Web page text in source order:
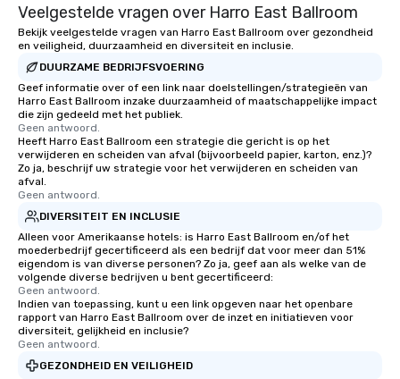
Veelgestelde vragen over Harro East Ballroom
Bekijk veelgestelde vragen van Harro East Ballroom over gezondheid
en veiligheid, duurzaamheid en diversiteit en inclusie.
DUURZAME BEDRIJFSVOERING
Geef informatie over of een link naar doelstellingen/strategieën van
Harro East Ballroom inzake duurzaamheid of maatschappelijke impact
die zijn gedeeld met het publiek.
Geen antwoord.
Heeft Harro East Ballroom een strategie die gericht is op het
verwijderen en scheiden van afval (bijvoorbeeld papier, karton, enz.)?
Zo ja, beschrijf uw strategie voor het verwijderen en scheiden van
afval.
Geen antwoord.
DIVERSITEIT EN INCLUSIE
Alleen voor Amerikaanse hotels: is Harro East Ballroom en/of het
moederbedrijf gecertificeerd als een bedrijf dat voor meer dan 51%
eigendom is van diverse personen? Zo ja, geef aan als welke van de
volgende diverse bedrijven u bent gecertificeerd:
Geen antwoord.
Indien van toepassing, kunt u een link opgeven naar het openbare
rapport van Harro East Ballroom over de inzet en initiatieven voor
diversiteit, gelijkheid en inclusie?
Geen antwoord.
GEZONDHEID EN VEILIGHEID